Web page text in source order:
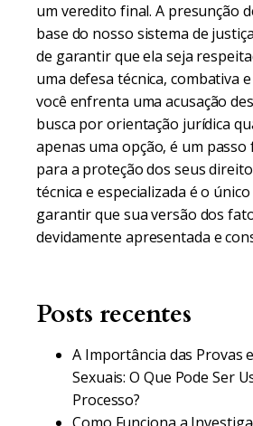
um veredito final. A presunção
base do nosso sistema de
de garantir que ela seja
uma defesa técnica, combativa
você enfrenta uma acusação
busca por orientação jurídica
apenas uma opção, é um
para a proteção dos seus
técnica e especializada é o
garantir que sua versão dos
devidamente apresentada e
Posts recentes
A Importância das Provas
Sexuais: O Que Pode Ser
Processo?